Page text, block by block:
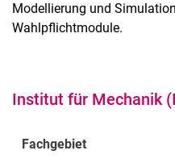
Modellierung und
Wahlpflichtmodule.
Institut für Mechanik
Fachgebiet